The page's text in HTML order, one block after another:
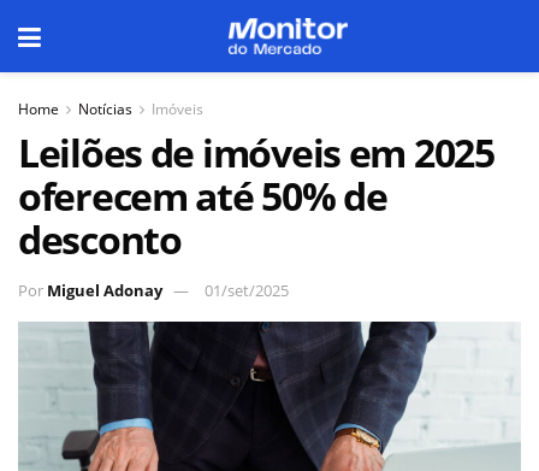
Home Notícias Imóveis
Leilões de imóveis em 2025
oferecem até 50% de
desconto
Por Miguel Adonay 01/set/2025